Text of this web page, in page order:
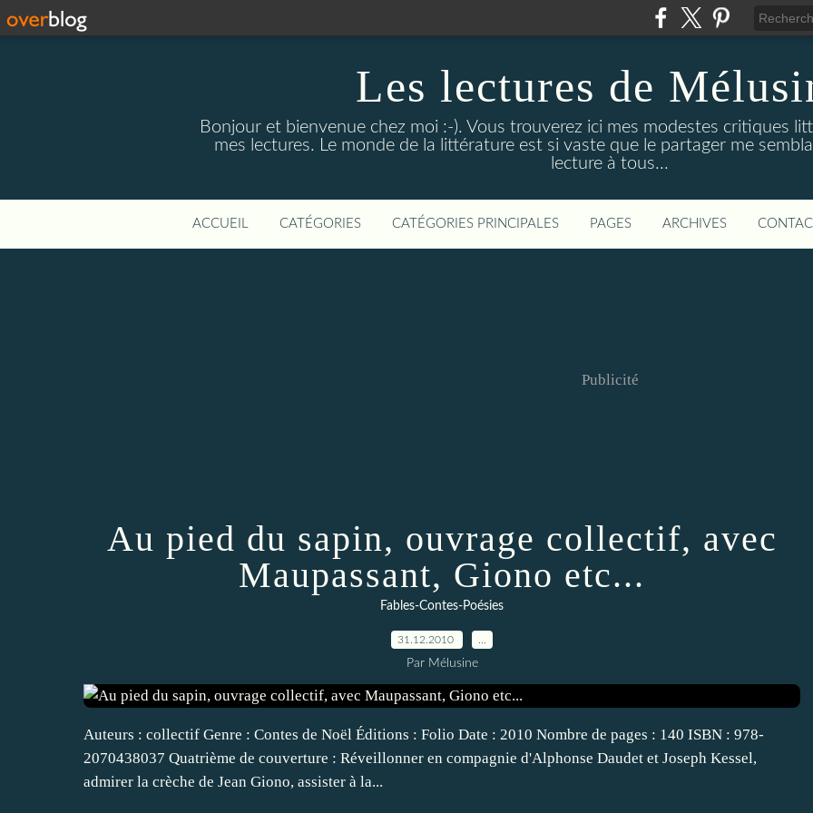
Les lectures de
Bonjour et bienvenue chez moi :-). Vous trouverez ici mes modestes critiques
mes lectures. Le monde de la littérature est si vaste que le partager me
lecture à tous...
ACCUEIL CATÉGORIES CATÉGORIES PRINCIPALES PAGES ARCHIVES
Publicité
Au pied du sapin, ouvrage collectif, avec
Maupassant, Giono etc...
Fables-Contes-Poésies
31.12.2010
Par Mélusine
Auteurs : collectif Genre : Contes de Noël Éditions : Folio Date : 2010 Nombre de pages : 140 ISBN : 978-
2070438037 Quatrième de couverture : Réveillonner en compagnie d'Alphonse Daudet et Joseph Kessel,
admirer la crèche de Jean Giono, assister à la...